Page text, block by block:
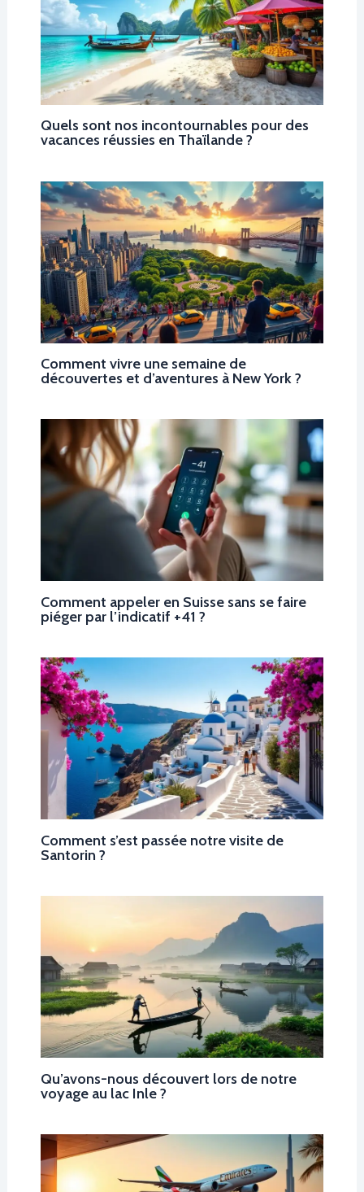
Quels sont nos incontournables pour des
vacances réussies en Thaïlande ?
Comment vivre une semaine de
découvertes et d’aventures à New York ?
Comment appeler en Suisse sans se faire
piéger par l’indicatif +41 ?
Comment s’est passée notre visite de
Santorin ?
Qu’avons-nous découvert lors de notre
voyage au lac Inle ?